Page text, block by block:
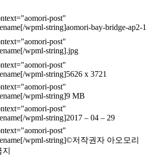
aomori-bay-bridge-ap2-1
.jpg
5626 x 3721
9 MB
2017 – 04 – 29
©저작권자 아오모리